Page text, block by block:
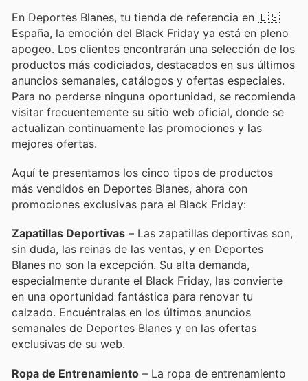
En Deportes Blanes, tu tienda de referencia en 🇪🇸
España, la emoción del Black Friday ya está en pleno
apogeo. Los clientes encontrarán una selección de los
productos más codiciados, destacados en sus últimos
anuncios semanales, catálogos y ofertas especiales.
Para no perderse ninguna oportunidad, se recomienda
visitar frecuentemente su sitio web oficial, donde se
actualizan continuamente las promociones y las
mejores ofertas.
Aquí te presentamos los cinco tipos de productos
más vendidos en Deportes Blanes, ahora con
promociones exclusivas para el Black Friday:
Zapatillas Deportivas – Las zapatillas deportivas son,
sin duda, las reinas de las ventas, y en Deportes
Blanes no son la excepción. Su alta demanda,
especialmente durante el Black Friday, las convierte
en una oportunidad fantástica para renovar tu
calzado. Encuéntralas en los últimos anuncios
semanales de Deportes Blanes y en las ofertas
exclusivas de su web.
Ropa de Entrenamiento – La ropa de entrenamiento